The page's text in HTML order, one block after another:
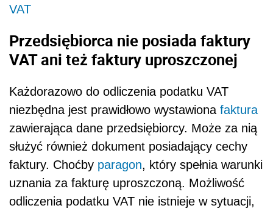
VAT
Przedsiębiorca nie posiada faktury
VAT ani też faktury uproszczonej
Każdorazowo do odliczenia podatku VAT
niezbędna jest prawidłowo wystawiona faktura
zawierająca dane przedsiębiorcy. Może za nią
służyć również dokument posiadający cechy
faktury. Choćby paragon, który spełnia warunki
uznania za fakturę uproszczoną. Możliwość
odliczenia podatku VAT nie istnieje w sytuacji,